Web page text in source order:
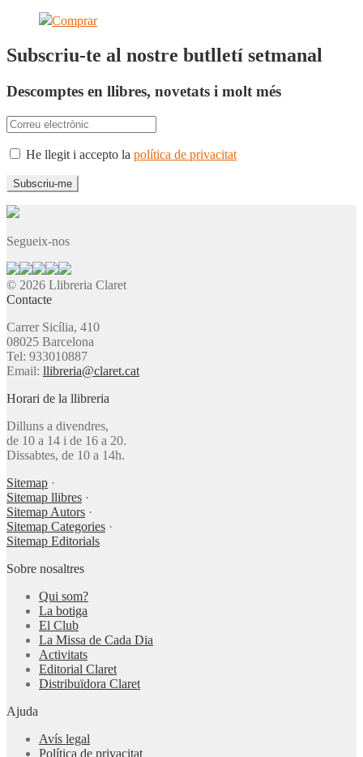
Comprar
Subscriu-te al nostre butlletí setmanal
Descomptes en llibres, novetats i molt més
He llegit i accepto la política de privacitat
Segueix-nos
© 2026 Llibreria Claret
Contacte
Carrer Sicília, 410
08025 Barcelona
Tel: 933010887
Email: llibreria@claret.cat
Horari de la llibreria
Dilluns a divendres,
de 10 a 14 i de 16 a 20.
Dissabtes, de 10 a 14h.
Sitemap ·
Sitemap llibres ·
Sitemap Autors ·
Sitemap Categories ·
Sitemap Editorials
Sobre nosaltres
Qui som?
La botiga
El Club
La Missa de Cada Dia
Activitats
Editorial Claret
Distribuïdora Claret
Ajuda
Avís legal
Política de privacitat